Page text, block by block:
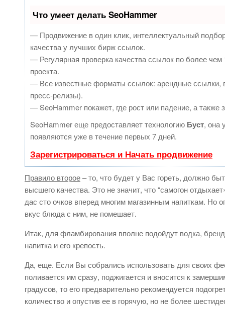
Что умеет делать SeoHammer
— Продвижение в один клик, интеллектуальный
качества у лучших бирж ссылок.
— Регулярная проверка качества ссылок по более
проекта.
— Все известные форматы ссылок: арендные ссылки,
пресс-релизы).
— SeoHammer покажет, где рост или падение, а также
SeoHammer еще предоставляет технологию Буст, она
появляются уже в течение первых 7 дней.
Зарегистрироваться и Начать продвижение
Правило второе– то, что будет у Вас гореть, должно
высшего качества. Это не значит, что “самогон
дас сто очков вперед многим магазинным напиткам. Но
вкус блюда с ним, не помешает.
Итак, для фламбирования вполне подойдут водка,
напитка и его крепость.
Да, еще. Если Вы собрались использовать для своих
поливается им сразу, поджигается и вносится к
градусов, то его предварительно рекомендуется
количество и опустив ее в горячую, но не более